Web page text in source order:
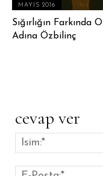
MAYIS 2016
Sığırlığın Farkında
Adına Özbilinç
cevap ver